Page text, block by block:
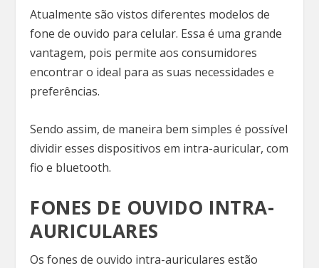
Atualmente são vistos diferentes modelos de
fone de ouvido para celular. Essa é uma grande
vantagem, pois permite aos consumidores
encontrar o ideal para as suas necessidades e
preferências.
Sendo assim, de maneira bem simples é possível
dividir esses dispositivos em intra-auricular, com
fio e bluetooth.
FONES DE OUVIDO INTRA-
AURICULARES
Os fones de ouvido intra-auriculares estão